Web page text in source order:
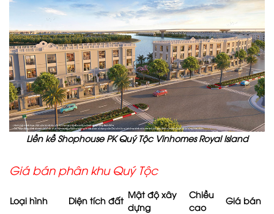
Liền kề Shophouse PK Quý Tộc Vinhomes Royal Island
Giá bán phân khu Quý Tộc
Loại hình Diện tích đất
Mật độ xây
dựng
Chiều
cao
Giá bán